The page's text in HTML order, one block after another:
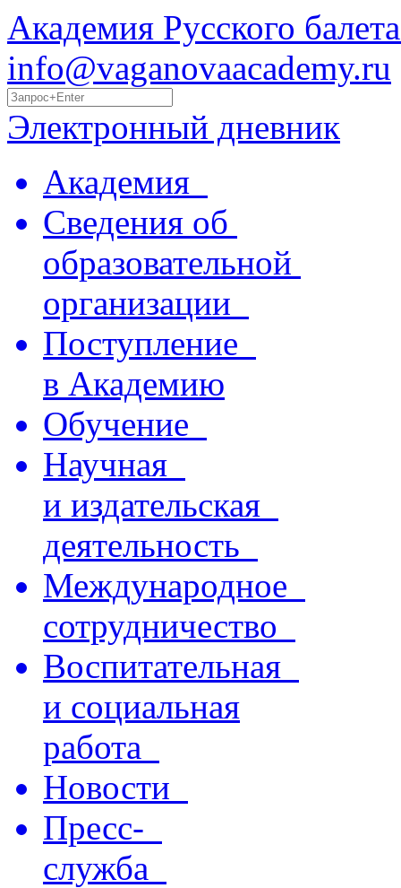
Академия Русского
info@vaganovaacademy.ru
Электронный дневник
Академия
Сведения об
образовательной
организации
Поступление
в Академию
Обучение
Научная
и издательская
деятельность
Международное
сотрудничество
Воспитательная
и социальная
работа
Новости
Пресс-
служба